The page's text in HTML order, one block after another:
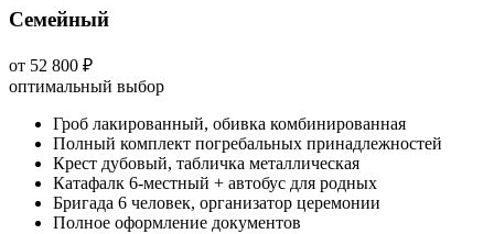
Семейный
от 52 800 ₽
оптимальный выбор
Гроб лакированный, обивка комбинированная
Полный комплект погребальных принадлежностей
Крест дубовый, табличка металлическая
Катафалк 6-местный + автобус для родных
Бригада 6 человек, организатор церемонии
Полное оформление документов